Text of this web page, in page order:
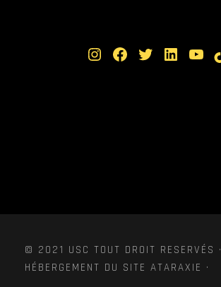
Instagram Facebook Twitter LinkedIn YouTube TikTok
© 2021 USC TOUT DROIT RESERVÉS ·
HÉBERGEMENT DU SITE ATARAXIE ·